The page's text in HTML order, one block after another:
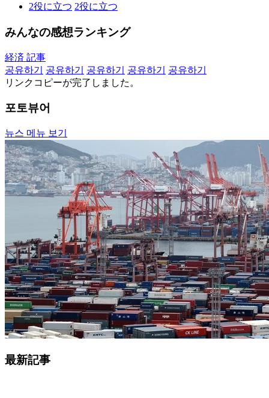
2役に立つ 2役に立つ
みんなの感想ランキング
経済 記事
공유하기
공유하기 공유하기 공유하기
공유하기
リンクコピーが完了しました。
포토뷰어
뉴스 메뉴 보기
最新記事